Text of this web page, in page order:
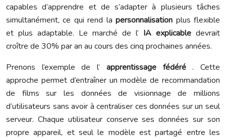
capables d’apprendre et de s’adapter à plusieurs tâches
simultanément, ce qui rend lapersonnalisation plus flexible
et plus adaptable. Le marché de l’ IA explicable devrait
croître de 30% par an au cours des cinq prochaines années.
Prenons l’exemple de l’ apprentissage fédéré. Cette
approche permet d’entraîner un modèle de recommandation
de films sur les données de visionnage de millions
d’utilisateurs sans avoir à centraliser ces données sur un seul
serveur. Chaque utilisateur conserve ses données sur son
propre appareil, et seul le modèle est partagé entre les